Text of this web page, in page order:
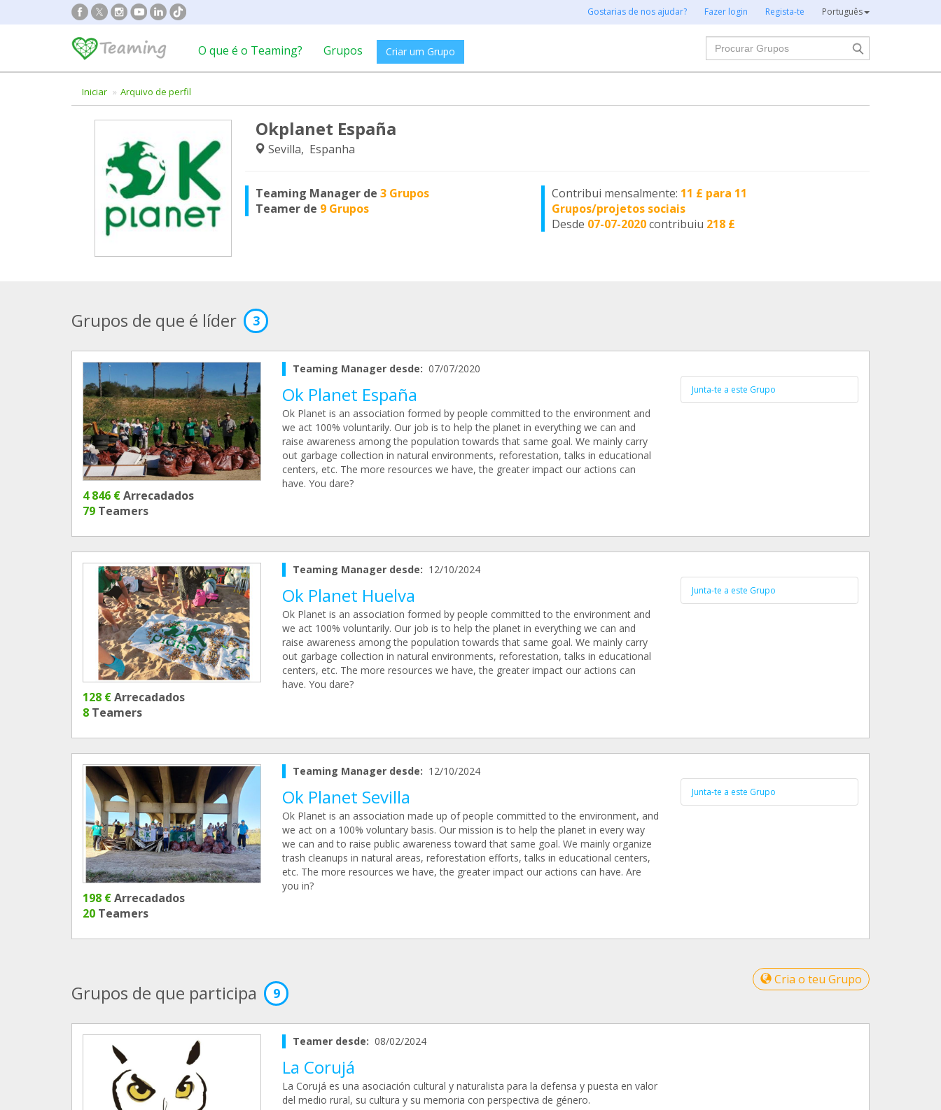
Gostarias de nos ajudar? Fazer login Regista-te Português
O que é o Teaming? Grupos Criar um Grupo
Procurar
Iniciar Arquivo de perfil
Okplanet España
Sevilla, Espanha
Teaming Manager de 3 Grupos
Teamer de 9 Grupos
Contribui mensalmente: 11 £ para 11
Grupos/projetos sociais
Desde 07-07-2020contribuiu 218 £
Grupos de que é líder 3
4 846 €Arrecadados
79 Teamers
Teaming Manager desde: 07/07/2020
Ok Planet España
Ok Planet is an association formed by people committed to the environment and
we act 100% voluntarily. Our job is to help the planet in everything we can and
raise awareness among the population towards that same goal. We mainly carry
out garbage collection in natural environments, reforestation, talks in educational
centers, etc. The more resources we have, the greater impact our actions can
have. You dare?
Junta-te a este Grupo
128 €Arrecadados
8 Teamers
Teaming Manager desde: 12/10/2024
Ok Planet Huelva
Ok Planet is an association formed by people committed to the environment and
we act 100% voluntarily. Our job is to help the planet in everything we can and
raise awareness among the population towards that same goal. We mainly carry
out garbage collection in natural environments, reforestation, talks in educational
centers, etc. The more resources we have, the greater impact our actions can
have. You dare?
Junta-te a este Grupo
198 €Arrecadados
20 Teamers
Teaming Manager desde: 12/10/2024
Ok Planet Sevilla
Ok Planet is an association made up of people committed to the environment, and
we act on a 100% voluntary basis. Our mission is to help the planet in every way
we can and to raise public awareness toward that same goal. We mainly organize
trash cleanups in natural areas, reforestation efforts, talks in educational centers,
etc. The more resources we have, the greater impact our actions can have. Are
you in?
Junta-te a este Grupo
Cria o teu Grupo
Grupos de que participa 9
Teamer desde: 08/02/2024
La Corujá
La Corujá es una asociación cultural y naturalista para la defensa y puesta en valor
del medio rural, su cultura y su memoria con perspectiva de género.